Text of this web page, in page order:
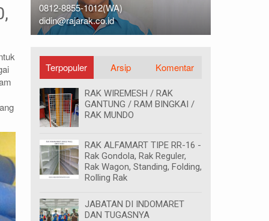
0812-9678-6785 (WA)
idris@rajarak.co.id
Terpopuler Arsip Komentar
RAK WIREMESH / RAK
GANTUNG / RAM BINGKAI /
RAK MUNDO
RAK ALFAMART TIPE RR-16 -
Rak Gondola, Rak Reguler,
Rak Wagon, Standing, Folding,
Rolling Rak
JABATAN DI INDOMARET
DAN TUGASNYA